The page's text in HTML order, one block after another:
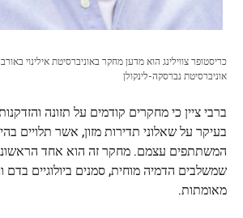
כריסטופר צווילינג הוא מדען מחקר באוניברסיטת אילינוי
אוניברסיטת נברסקה-לינקולן
ברבי ציין כי מחקרים קודמים על תזונה
בעיקר על שאלוני תדירות מזון, אשר תלויים
המשתתפים עצמם. מחקר זה הוא אחד
שמשלבים הדמיה מוחית, סמנים ביולוגיים בדם
מאומתות.